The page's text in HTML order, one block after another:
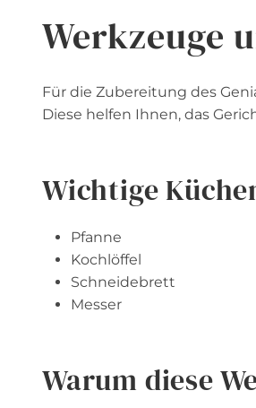
Werkzeuge
Für die Zubereitung des
Diese helfen Ihnen, das
Wichtige
Pfanne
Kochlöffel
Schneidebrett
Messer
Warum diese